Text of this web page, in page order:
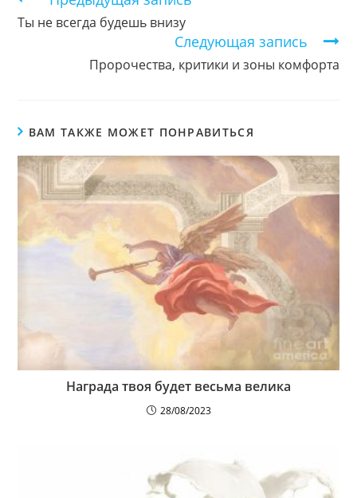
чтение
Ты не всегда будешь внизу
Следующая запись
Пророчества, критики и зоны комфорта
ВАМ ТАКЖЕ МОЖЕТ ПОНРАВИТЬСЯ
Награда твоя будет весьма велика
28/08/2023